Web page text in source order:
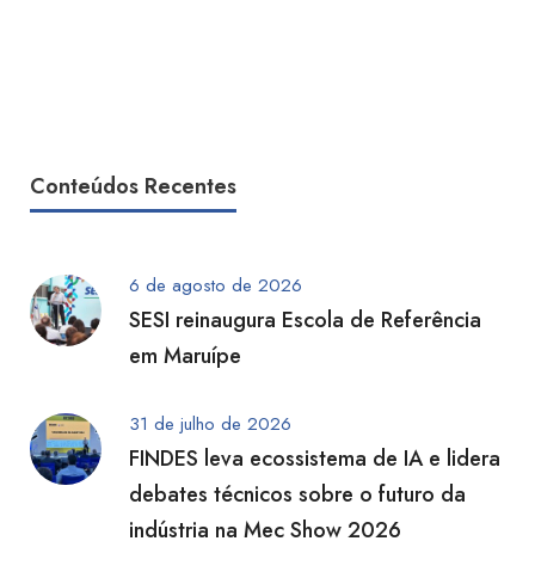
Conteúdos Recentes
6 de agosto de 2026
SESI reinaugura Escola de Referência
em Maruípe
31 de julho de 2026
FINDES leva ecossistema de IA e lidera
debates técnicos sobre o futuro da
indústria na Mec Show 2026